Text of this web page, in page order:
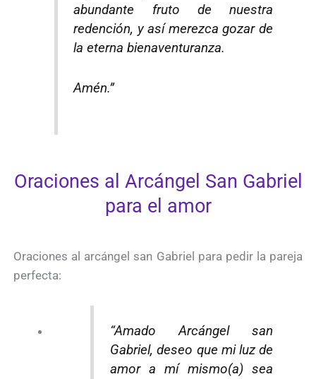
abundante fruto de nuestra
redención, y así merezca gozar de
la eterna bienaventuranza.
Amén.”
Oraciones al Arcángel San Gabriel
para el amor
Oraciones al arcángel san Gabriel para pedir la pareja
perfecta:
“Amado Arcángel san
Gabriel, deseo que mi luz de
amor a mí mismo(a) sea